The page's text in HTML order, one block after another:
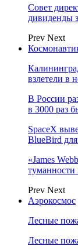
Совет
дивиденды
Prev Next
взлетели в
В России
в 3000 раз
SpaceX
BlueBird
«James
Prev Next
Аэрокосмос
Лесные
Лесные